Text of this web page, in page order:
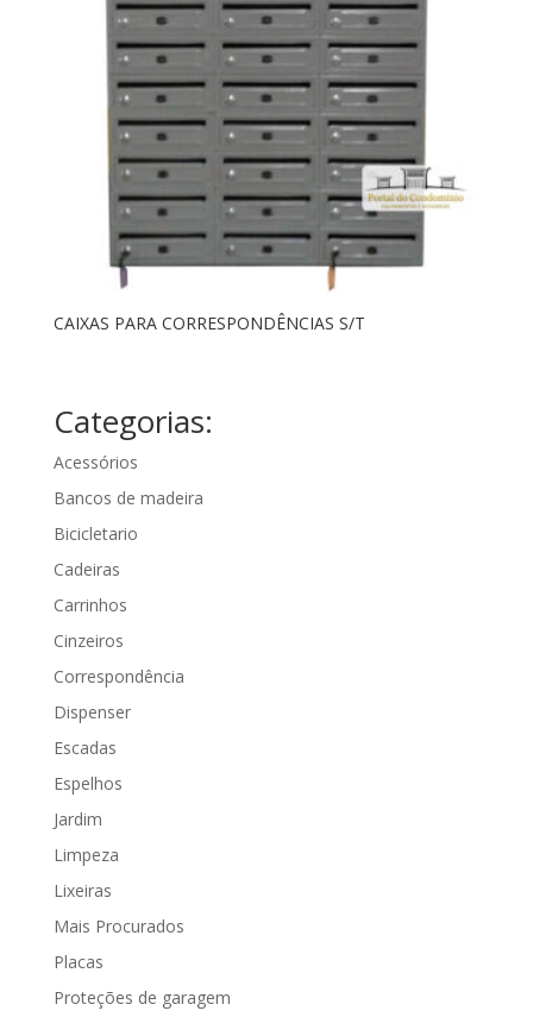
CAIXAS PARA CORRESPONDÊNCIAS S/T
Categorias:
Acessórios
Bancos de madeira
Bicicletario
Cadeiras
Carrinhos
Cinzeiros
Correspondência
Dispenser
Escadas
Espelhos
Jardim
Limpeza
Lixeiras
Mais Procurados
Placas
Proteções de garagem